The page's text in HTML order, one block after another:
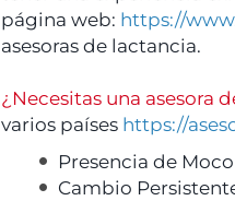
página web: https://
asesoras de lactancia.
¿Necesitas una asesora
varios países https://
Presencia de
Cambio